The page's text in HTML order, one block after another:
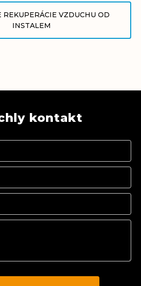
REKUPERÁCIE VZDUCHU OD
INSTALEM
kontakt